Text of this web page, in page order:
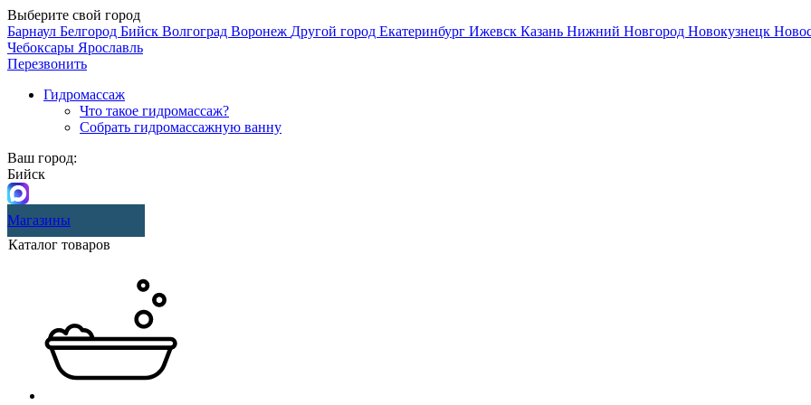
Выберите свой город
Барнаул Белгород Бийск Волгоград Воронеж Другой город Екатеринбург Ижевск Казань Нижний Новгород Новокузнецк
Чебоксары Ярославль
Перезвонить
Гидромассаж
Что такое гидромассаж?
Собрать гидромассажную ванну
Ваш город:
Бийск
Магазины
Каталог товаров